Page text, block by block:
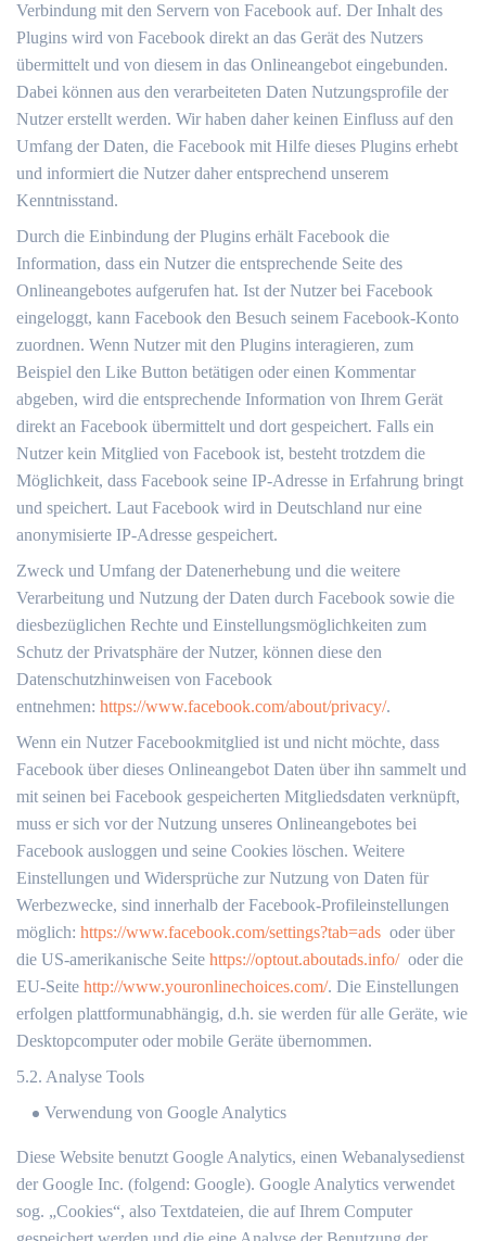
Verbindung mit den Servern von Facebook auf. Der Inhalt des
Plugins wird von Facebook direkt an das Gerät des Nutzers
übermittelt und von diesem in das Onlineangebot eingebunden.
Dabei können aus den verarbeiteten Daten Nutzungsprofile der
Nutzer erstellt werden. Wir haben daher keinen Einfluss auf den
Umfang der Daten, die Facebook mit Hilfe dieses Plugins erhebt
und informiert die Nutzer daher entsprechend unserem
Kenntnisstand.
Durch die Einbindung der Plugins erhält Facebook die
Information, dass ein Nutzer die entsprechende Seite des
Onlineangebotes aufgerufen hat. Ist der Nutzer bei Facebook
eingeloggt, kann Facebook den Besuch seinem Facebook-Konto
zuordnen. Wenn Nutzer mit den Plugins interagieren, zum
Beispiel den Like Button betätigen oder einen Kommentar
abgeben, wird die entsprechende Information von Ihrem Gerät
direkt an Facebook übermittelt und dort gespeichert. Falls ein
Nutzer kein Mitglied von Facebook ist, besteht trotzdem die
Möglichkeit, dass Facebook seine IP-Adresse in Erfahrung bringt
und speichert. Laut Facebook wird in Deutschland nur eine
anonymisierte IP-Adresse gespeichert.
Zweck und Umfang der Datenerhebung und die weitere
Verarbeitung und Nutzung der Daten durch Facebook sowie die
diesbezüglichen Rechte und Einstellungsmöglichkeiten zum
Schutz der Privatsphäre der Nutzer, können diese den
Datenschutzhinweisen von Facebook
entnehmen: https://www.facebook.com/about/privacy/.
Wenn ein Nutzer Facebookmitglied ist und nicht möchte, dass
Facebook über dieses Onlineangebot Daten über ihn sammelt und
mit seinen bei Facebook gespeicherten Mitgliedsdaten verknüpft,
muss er sich vor der Nutzung unseres Onlineangebotes bei
Facebook ausloggen und seine Cookies löschen. Weitere
Einstellungen und Widersprüche zur Nutzung von Daten für
Werbezwecke, sind innerhalb der Facebook-Profileinstellungen
möglich: https://www.facebook.com/settings?tab=ads oder über
die US-amerikanische Seite https://optout.aboutads.info/oder die
EU-Seite http://www.youronlinechoices.com/. Die Einstellungen
erfolgen plattformunabhängig, d.h. sie werden für alle Geräte, wie
Desktopcomputer oder mobile Geräte übernommen.
5.2. Analyse Tools
Verwendung von Google Analytics
Diese Website benutzt Google Analytics, einen Webanalysedienst
der Google Inc. (folgend: Google). Google Analytics verwendet
sog. „Cookies“, also Textdateien, die auf Ihrem Computer